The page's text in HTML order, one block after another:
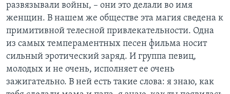
развязывали войны, – они это делали во имя
женщин. В нашем же обществе эта магия сведена к
примитивной телесной привлекательности. Одна
из самых темпераментных песен фильма носит
сильный эротический заряд. И группа певиц,
молодых и не очень, исполняет ее очень
зажигательно. В ней есть такие слова: я знаю, как